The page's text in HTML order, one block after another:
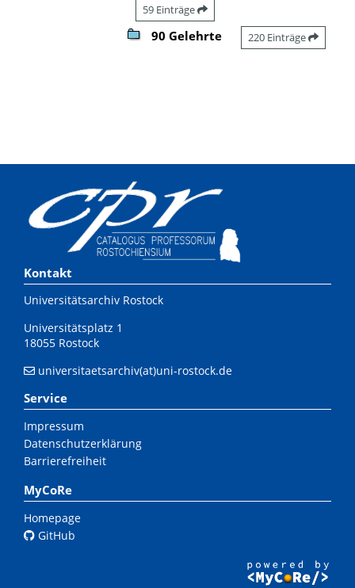
59 Einträge
90 Gelehrte 220 Einträge
Kontakt
Universitätsarchiv Rostock
Universitätsplatz 1
18055 Rostock
universitaetsarchiv(at)uni-rostock.de
Service
Impressum
Datenschutzerklärung
Barrierefreiheit
MyCoRe
Homepage
GitHub